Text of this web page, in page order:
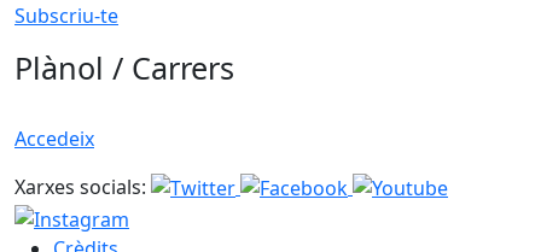
Subscriu-te
Plànol / Carrers
Accedeix
Xarxes socials: